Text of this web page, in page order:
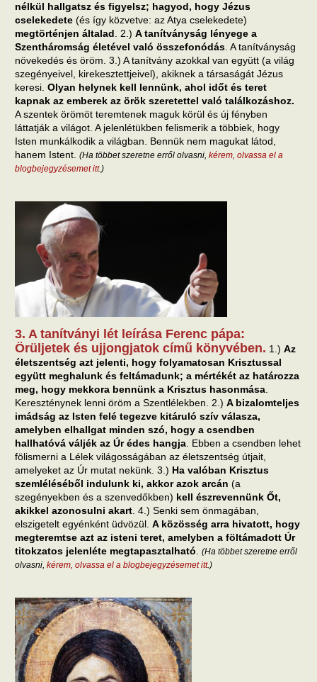
nélkül hallgatsz és figyelsz; hagyod, hogy Jézus
cselekedete (és így közvetve: az Atya cselekedete)
megtörténjen általad. 2.) A tanítványság lényege a
Szentháromság életével való összefonódás. A tanítványság
növekedés és öröm. 3.) A tanítvány azokkal van együtt (a világ
szegényeivel, kirekesztettjeivel), akiknek a társaságát Jézus
keresi. Olyan helynek kell lennünk, ahol időt és teret
kapnak az emberek az örök szeretettel való találkozáshoz.
A szentek örömöt teremtenek maguk körül és új fényben
láttatják a világot. A jelenlétükben felismerik a többiek, hogy
Isten munkálkodik a világban. Bennük nem magukat látod,
hanem Istent. (Ha többet szeretne erről olvasni, kérem, olvassa el a
blogbejegyzésemet itt.)
3. A tanítványi lét leírása Ferenc pápa:
Örüljetek és ujjongjatok című könyvében. 1.) Az
életszentség azt jelenti, hogy folyamatosan Krisztussal
együtt meghalunk és feltámadunk; a mértékét az határozza
meg, hogy mekkora bennünk a Krisztus hasonmása
Kereszténynek lenni öröm a Szentlélekben. 2.) A bizalomteljes
imádság az Isten felé tegezve kitáruló szív válasza,
amelyben elhallgat minden szó, hogy a csendben
hallhatóvá váljék az Úr édes hangja . Ebben a csendben lehet
fölismerni a Lélek világosságában az életszentség útjait,
amelyeket az Úr mutat nekünk. 3.) Ha valóban Krisztus
szemléléséből indulunk ki, akkor azok arcán (a
szegényekben és a szenvedőkben) kell észrevennünk Őt,
akikkel azonosulni akart . 4.) Senki sem önmagában,
elszigetelt egyénként üdvözül. A közösség arra hivatott, hogy
megteremtse azt az isteni teret, amelyben a föltámadott Úr
titokzatos jelenléte megtapasztalható
(Ha többet szeretne erről
olvasni, kérem, olvassa el a blogbejegyzésemet itt.)